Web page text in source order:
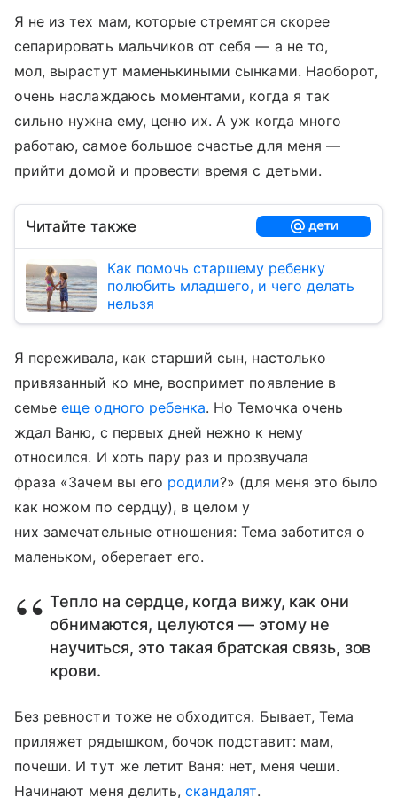
Я не из тех мам, которые стремятся скорее
сепарировать мальчиков от себя — а не то,
мол, вырастут маменькиными сынками. Наоборот,
очень наслаждаюсь моментами, когда я так
сильно нужна ему, ценю их. А уж когда много
работаю, самое большое счастье для меня —
прийти домой и провести время с детьми.
Читайте также
Как помочь старшему ребенку
полюбить младшего, и чего делать
нельзя
Я переживала, как старший сын, настолько
привязанный ко мне, воспримет появление в
семьееще одного ребенка. Но Темочка очень
ждал Ваню, с первых дней нежно к нему
относился. И хоть пару раз и прозвучала
фраза «Зачем вы его родили?» (для меня это было
как ножом по сердцу), в целом у
них замечательные отношения: Тема заботится о
маленьком, оберегает его.
Тепло на сердце, когда вижу, как они
обнимаются, целуются — этому не
научиться, это такая братская связь, зов
крови.
Без ревности тоже не обходится. Бывает, Тема
приляжет рядышком, бочок подставит: мам,
почеши. И тут же летит Ваня: нет, меня чеши.
Начинают меня делить,скандалят.